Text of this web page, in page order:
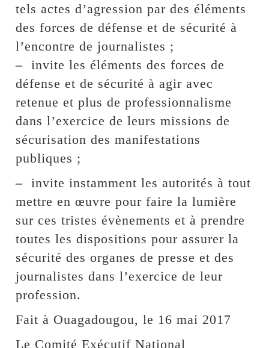
tels actes d’agression par des éléments
des forces de défense et de sécurité à
l’encontre de journalistes ;
– invite les éléments des forces de
défense et de sécurité à agir avec
retenue et plus de professionnalisme
dans l’exercice de leurs missions de
sécurisation des manifestations
publiques ;
– invite instamment les autorités à tout
mettre en œuvre pour faire la lumière
sur ces tristes évènements et à prendre
toutes les dispositions pour assurer la
sécurité des organes de presse et des
journalistes dans l’exercice de leur
profession.
Fait à Ouagadougou, le 16 mai 2017
Le Comité Exécutif National